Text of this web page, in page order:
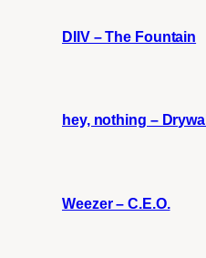
DIIV – The Fountain
hey, nothing – Drywall
Weezer – C.E.O.